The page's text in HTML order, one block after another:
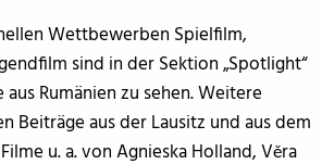
Wettbewerben Spielfilm,
sind in der Sektion „Spotlight“
Rumänien zu sehen. Weitere
Beiträge aus der Lausitz und aus dem
u. a. von Agnieska Holland, Věra